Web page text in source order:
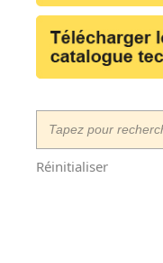
Réinitialiser